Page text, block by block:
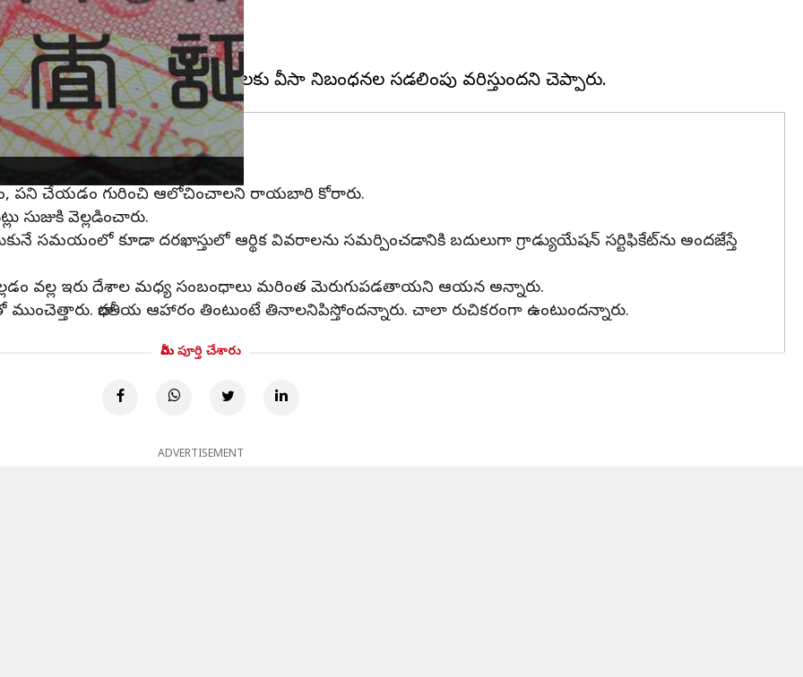
కూడా ఆయన మాట్లాడారు.
అవసరం లేదన్నారు.
పేర్కొన్నారు.
పని చేయడం గురించి ఆలోచించాలని రాయబారి కోరారు.
సుజుకి వెల్లడించారు.
సమయంలో కూడా దరఖాస్తులో ఆర్థిక వివరాలను సమర్పించడానికి బదులుగా గ్రాడ్యుయేషన్ సర్టిఫికేట్‌ను అందజేస్తే
వల్ల ఇరు దేశాల మధ్య సంబంధాలు మరింత మెరుగుపడతాయని ఆయన అన్నారు.
భారతీయ ఆహారం తింటుంటే తినాలనిపిస్తోందన్నారు. చాలా రుచికరంగా ఉంటుందన్నారు.
మీరు పూర్తి చేశారు
ADVERTISEMENT